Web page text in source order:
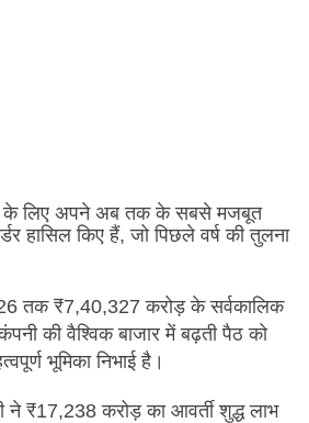
के लिए अपने अब तक के सबसे मजबूत
हासिल किए हैं, जो पिछले वर्ष की तुलना
तक ₹7,40,327 करोड़ के सर्वकालिक
की वैश्विक बाजार में बढ़ती पैठ को
भूमिका निभाई है।
ने ₹17,238 करोड़ का आवर्ती शुद्ध लाभ